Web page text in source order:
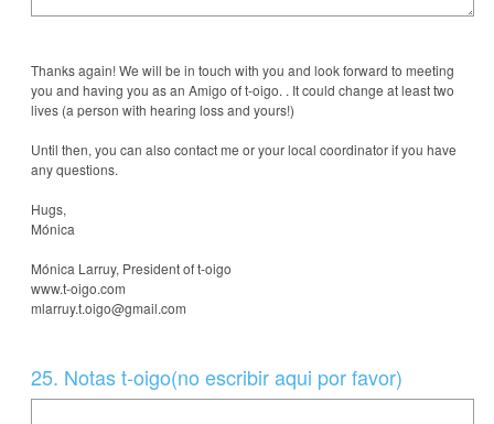
Thanks again! We will be in touch with you and look forward to meeting
you and having you as an Amigo of t-oigo. . It could change at least two
lives (a person with hearing loss and yours!)
Until then, you can also contact me or your local coordinator if you have
any questions.
Hugs,
Mónica
Mónica Larruy, President of t-oigo
www.t-oigo.com
mlarruy.t.oigo@gmail.com
Question
Title
25. Notas t-oigo(no escribir aqui por favor)